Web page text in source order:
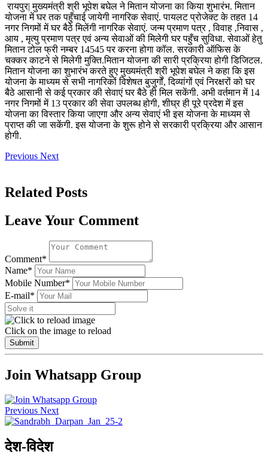
रायपुर| मुख्यमंत्री श्री भूपेश बघेल ने मितान योजना का किया शुभारंभ. मितान
योजना में घर तक पहुँचाई जायेगी नागरिक सेवाएं. पायलट प्रोजेक्ट के तहत 14
नगर निगमों में घर बैठे मिलेंगी नागरिक सेवाएं. जन्म प्रमाण पत्र , विवाह ,निवास ,
आय , मृत्यु प्रमाण पत्र एवं अन्य सेवाओं की मिलेगी घर पहुँच सुविधा. सेवाओं हेतु
मितान टोल फ्री नम्बर 14545 पर करना होगा कॉल. सरकारी ऑफिस के
चक्कर काटने से मिलेगी मुक्ति.मितान योजना की सारी प्रक्रिया होगी डिजिटल.
मितान योजना का शुभारंभ करते हुए मुख्यमंत्री श्री भूपेश बघेल ने कहा कि इस
योजना के माध्यम से सभी नागरिकों विशेषत बुजुर्गों, दिव्यांगों एवं निरक्षरों को घर
बैठे आसानी से कई प्रकार की सेवाएं घर बैठे ही मिल सकेंगी. अभी वर्तमान में 14
नगर निगमों में 13 प्रकार की सेवा उपलब्ध होगी, शीघ्र ही पूरे प्रदेश में इस
योजना का विस्तार किया जाएगा और अन्य सेवाएं भी इस योजना के माध्यम से
प्राप्त की जा सकेंगी. इस योजना के शुरू होने से सरकारी प्रक्रिया और आसान
होगी.
Previous Next
Related Posts
Leave Your Comment
Comment*
Name*
Mobile Number*
E-mail*
Click on the image to reload
Submit
Join Whatsapp Group
Previous Next
देश-विदेश